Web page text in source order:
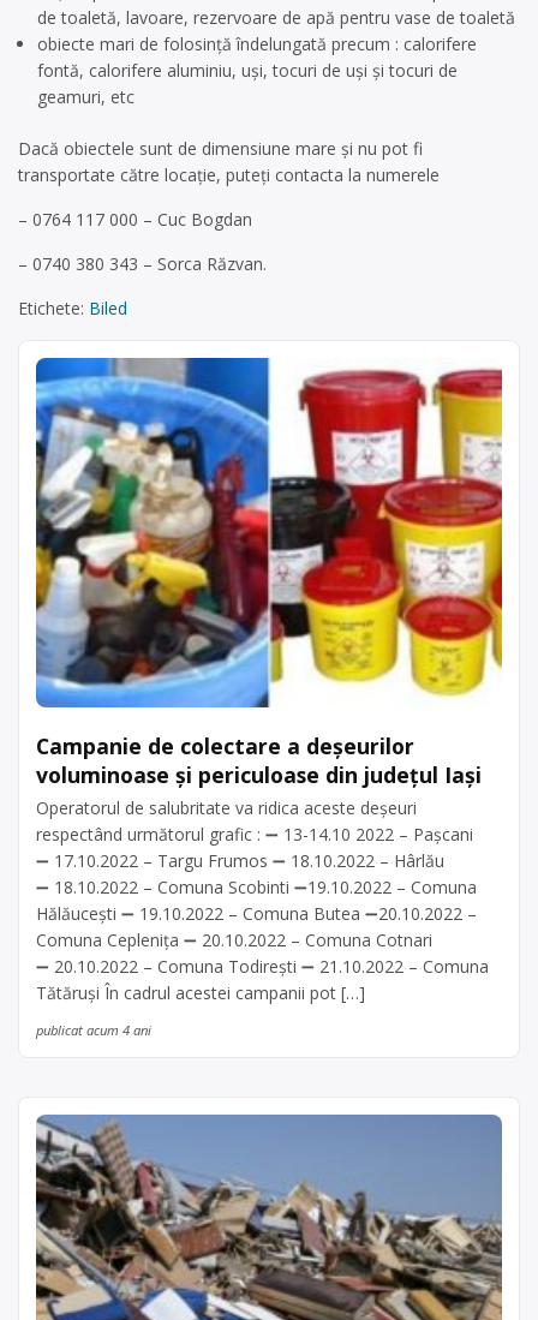
de toaletă, lavoare, rezervoare de apă pentru vase de toaletă
obiecte mari de folosință îndelungată precum : calorifere
fontă, calorifere aluminiu, uși, tocuri de uși şi tocuri de
geamuri, etc
Dacă obiectele sunt de dimensiune mare și nu pot fi
transportate către locație, puteți contacta la numerele
– 0764 117 000 – Cuc Bogdan
– 0740 380 343 – Sorca Răzvan.
Etichete: Biled
Campanie de colectare a deșeurilor
voluminoase și periculoase din județul Iași
Operatorul de salubritate va ridica aceste deșeuri
respectând următorul grafic : ➖ 13-14.10 2022 – Pașcani
➖ 17.10.2022 – Targu Frumos ➖ 18.10.2022 – Hârlău
➖ 18.10.2022 – Comuna Scobinti ➖19.10.2022 – Comuna
Hălăucești ➖ 19.10.2022 – Comuna Butea ➖20.10.2022 –
Comuna Ceplenița ➖ 20.10.2022 – Comuna Cotnari
➖ 20.10.2022 – Comuna Todirești ➖ 21.10.2022 – Comuna
Tătăruşi În cadrul acestei campanii pot […]
publicat acum 4 ani